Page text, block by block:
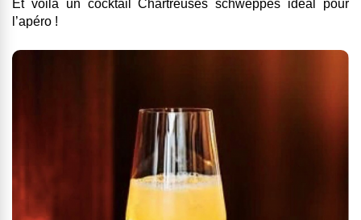
Et voilà un cocktail Chartreuses schweppes idéal pour
l’apéro !